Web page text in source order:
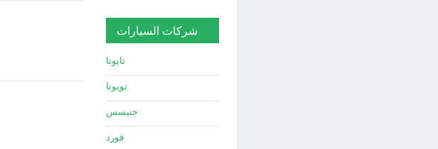
شركات السيارات
تايوتا
تويوتا
جنيسس
فورد